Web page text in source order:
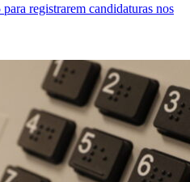
registrarem candidaturas nos